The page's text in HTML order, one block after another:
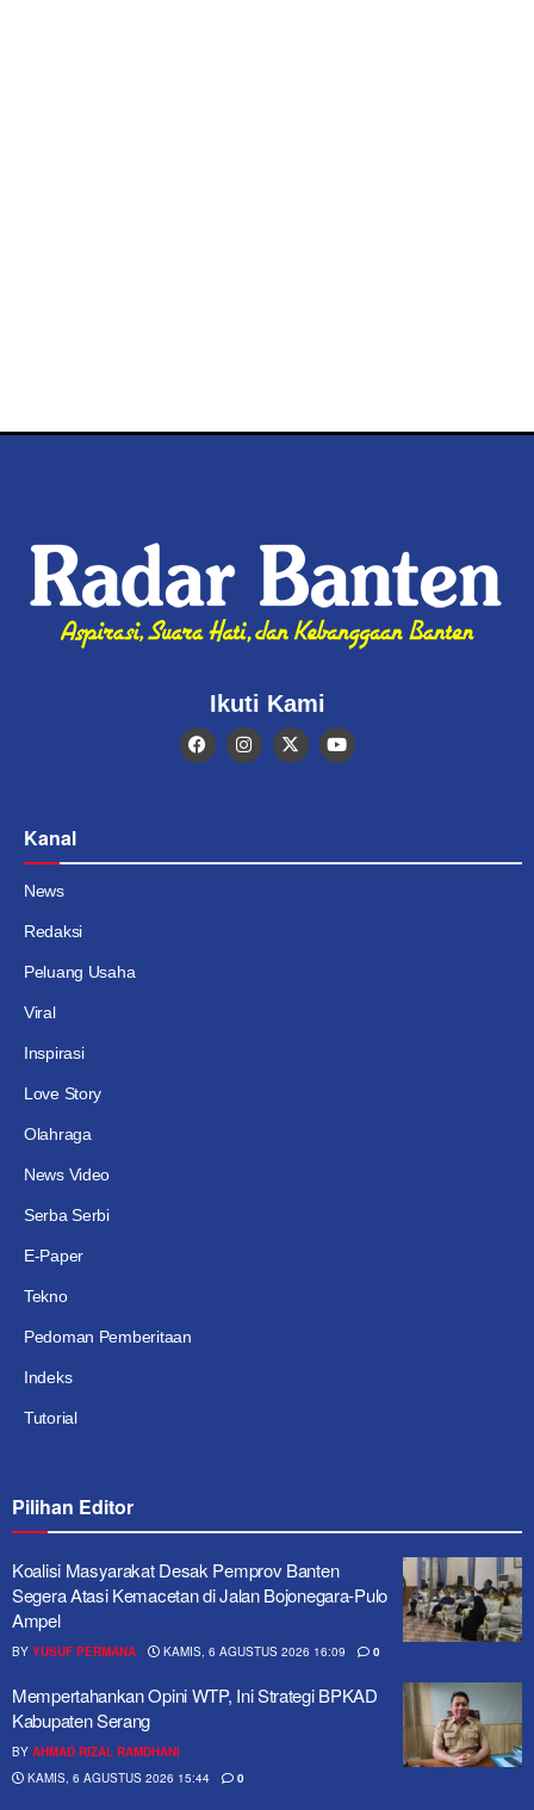
Ikuti Kami
Kanal
News
Redaksi
Peluang Usaha
Viral
Inspirasi
Love Story
Olahraga
News Video
Serba Serbi
E-Paper
Tekno
Pedoman Pemberitaan
Indeks
Tutorial
Pilihan Editor
Koalisi Masyarakat Desak Pemprov Banten
Segera Atasi Kemacetan di Jalan Bojonegara-Pulo
Ampel
BY YUSUF PERMANA KAMIS, 6 AGUSTUS 2026 16:09 0
Mempertahankan Opini WTP, Ini Strategi BPKAD
Kabupaten Serang
BY AHMAD RIZAL RAMDHANI
KAMIS, 6 AGUSTUS 2026 15:44
0